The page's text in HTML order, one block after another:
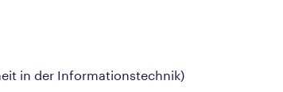
in der Informationstechnik)